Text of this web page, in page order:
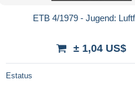
ETB 4/1979 - Jugend:
± 1,04 US$
Estatus